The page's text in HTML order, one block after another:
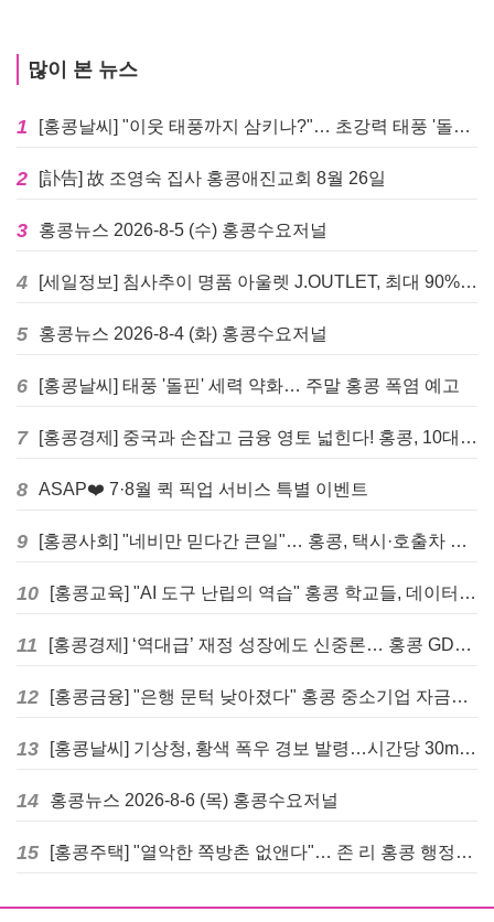
많이 본 뉴스
1 [홍콩날씨] "이웃 태풍까지 삼키나?"… 초강력 태풍 '돌핀' 세력 재확장
2 [訃告] 故 조영숙 집사 홍콩애진교회 8월 26일
3 홍콩뉴스 2026-8-5 (수) 홍콩수요저널
4 [세일정보] 침사추이 명품 아울렛 J.OUTLET, 최대 90% 빅 세일 진행
5 홍콩뉴스 2026-8-4 (화) 홍콩수요저널
6 [홍콩날씨] 태풍 '돌핀' 세력 약화… 주말 홍콩 폭염 예고
7 [홍콩경제] 중국과 손잡고 금융 영토 넓힌다! 홍콩, 10대 신규 정책 발표
8 ASAP❤️ 7·8월 퀵 픽업 서비스 특별 이벤트
9 [홍콩사회] "네비만 믿다간 큰일"… 홍콩, 택시·호출차 통합 시험 도입하며 규제 본격화
10 [홍콩교육] "AI 도구 난립의 역습" 홍콩 학교들, 데이터 고립에 교육 효과 평가 비상
11 [홍콩경제] ‘역대급’ 재정 성장에도 신중론… 홍콩 GDP 전망 상향 속 “지정학적 리스크 경계”
12 [홍콩금융] "은행 문턱 낮아졌다" 홍콩 중소기업 자금줄 숨통 트이나… HKMA "2분기 신용 조건 안정적"
13 [홍콩날씨] 기상청, 황색 폭우 경보 발령…시간당 30mm 이상 강우 예보
14 홍콩뉴스 2026-8-6 (목) 홍콩수요저널
15 [홍콩주택] "열악한 쪽방촌 없앤다"… 존 리 홍콩 행정장관, 4년 내 단계적 폐지 선언